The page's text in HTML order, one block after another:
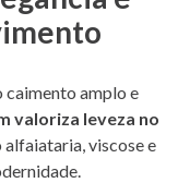
caimento amplo e
valoriza leveza no
viscose e